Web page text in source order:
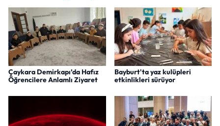
Çaykara Demirkapı’da Hafız
Öğrencilere Anlamlı Ziyaret
Bayburt'ta yaz kulüpleri
etkinlikleri sürüyor